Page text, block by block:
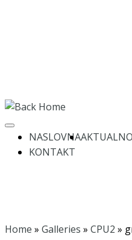
NASLOVNA
KONTAKT
Home » Galleries » CPU2 »